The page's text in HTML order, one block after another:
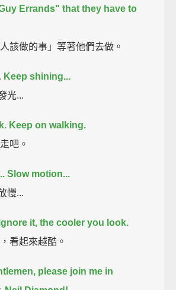
Errands" that they have to
該做的事」等著他們去做。
Keep shining...
光...
Keep on walking.
吧。
Slow motion...
慢...
it, the cooler you look.
看起來越酷。
please join me in